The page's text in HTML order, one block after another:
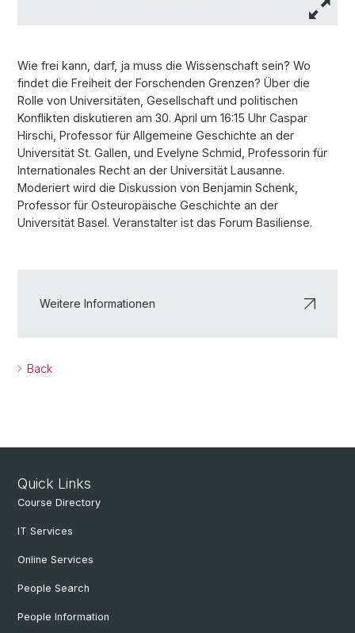
Wie frei kann, darf, ja muss die Wissenschaft sein? Wo
findet die Freiheit der Forschenden Grenzen? Über die
Rolle von Universitäten, Gesellschaft und politischen
Konflikten diskutieren am 30. April um 16:15 Uhr Caspar
Hirschi, Professor für Allgemeine Geschichte an der
Universität St. Gallen, und Evelyne Schmid, Professorin für
Internationales Recht an der Universität Lausanne.
Moderiert wird die Diskussion von Benjamin Schenk,
Professor für Osteuropäische Geschichte an der
Universität Basel. Veranstalter ist das Forum Basiliense.
Weitere Informationen
Back
Quick Links
Course Directory
IT Services
Online Services
People Search
People Information